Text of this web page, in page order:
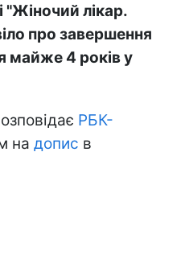
"Жіночий лікар.
про завершення
майже 4 років у
РБК-
на допис в